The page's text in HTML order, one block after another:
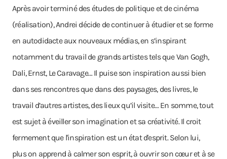
Après avoir terminé des études de politique et de cinéma
(réalisation), Andrei décide de continuer à étudier et se forme
en autodidacte aux nouveaux médias, en s’inspirant
notamment du travail de grands artistes tels que Van Gogh,
Dali, Ernst, Le Caravage… Il puise son inspiration aussi bien
dans ses rencontres que dans des paysages, des livres, le
travail d’autres artistes, des lieux qu’il visite… En somme, tout
est sujet à éveiller son imagination et sa créativité. Il croit
fermement que l'inspiration est un état d'esprit. Selon lui,
plus on apprend à calmer son esprit, à ouvrir son cœur et à se